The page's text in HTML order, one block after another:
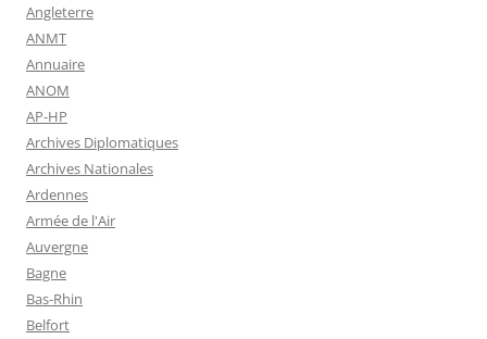
Angleterre
ANMT
Annuaire
ANOM
AP-HP
Archives Diplomatiques
Archives Nationales
Ardennes
Armée de l'Air
Auvergne
Bagne
Bas-Rhin
Belfort